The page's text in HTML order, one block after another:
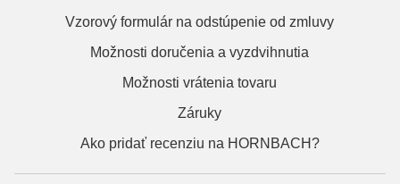
Vzorový formulár na odstúpenie od zmluvy
Možnosti doručenia a vyzdvihnutia
Možnosti vrátenia tovaru
Záruky
Ako pridať recenziu na HORNBACH?